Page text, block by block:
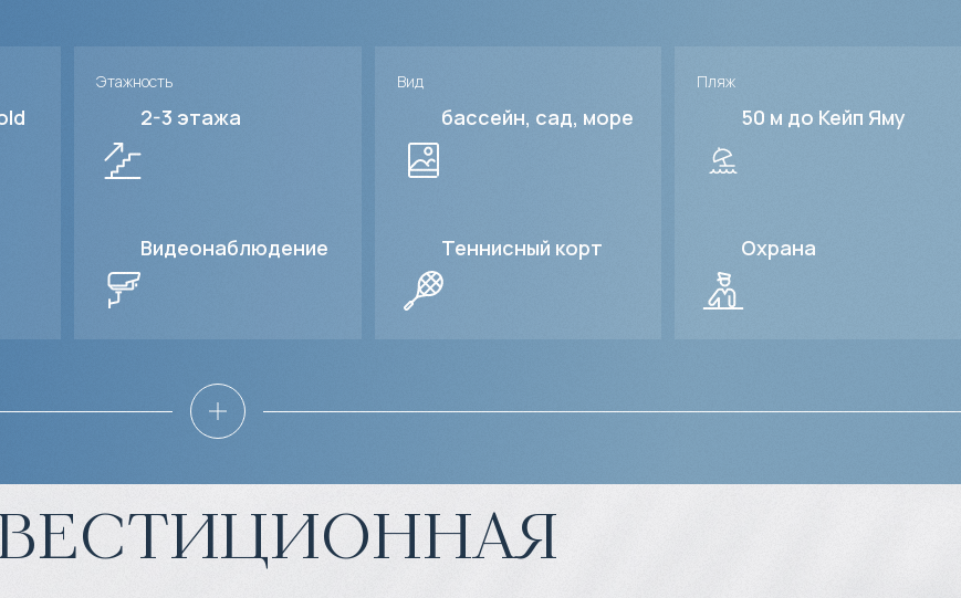
Этажность
2-3 этажа
Вид
бассейн, сад, море
Пляж
50 м до Кейп Яму
Видеонаблюдение Теннисный корт Охрана